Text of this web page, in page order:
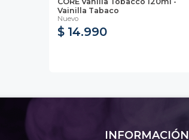
Vainilla Tabaco
Nuevo
$ 14.990
INFORMACIÓN